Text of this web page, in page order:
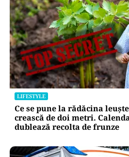
LIFESTYLE
Ce se pune la rădăcina
crească de doi metri.
dublează recolta de frunze